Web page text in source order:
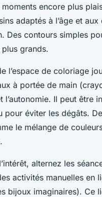
encore plus
adaptés à l’âge et
Des contours simples
grands.
l’espace de coloriage
à portée de main
l’autonomie. Il peut être
pour éviter les dégâts.
le mélange de
alternez les
activités manuelles en
bijoux imaginaires). Ce